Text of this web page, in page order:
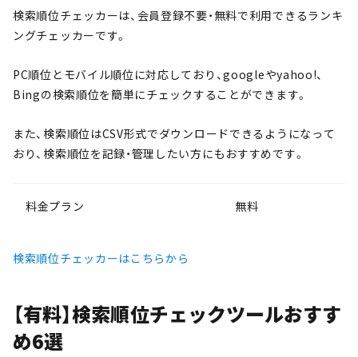
検索順位チェッカーは、会員登録不要・無料で利用できるランキ
ングチェッカーです。
PC順位とモバイル順位に対応しており、googleやyahoo!、
Bingの検索順位を簡単にチェックすることができます。
また、検索順位はCSV形式でダウンロードできるようになって
おり、検索順位を記録・管理したい方にもおすすめです。
料金プラン 無料
検索順位チェッカーはこちらから
【有料】検索順位チェックツールおすす
め6選